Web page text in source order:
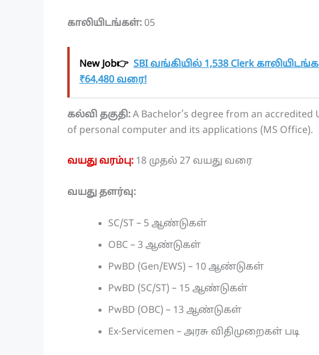
காலியிடங்கள்: 05
New Job👉 SBI வங்கியில் 1,538 Clerk
₹64,480 வரை!
கல்வி தகுதி: A Bachelor’s degree from an
of personal computer and its applications (MS Office).
வயது வரம்பு: 18 முதல் 27 வயது வரை
வயது தளர்வு:
SC/ST – 5 ஆண்டுகள்
OBC – 3 ஆண்டுகள்
PwBD (Gen/EWS) – 10 ஆண்டுகள்
PwBD (SC/ST) – 15 ஆண்டுகள்
PwBD (OBC) – 13 ஆண்டுகள்
Ex-Servicemen – அரசு விதிமுறைகள் படி